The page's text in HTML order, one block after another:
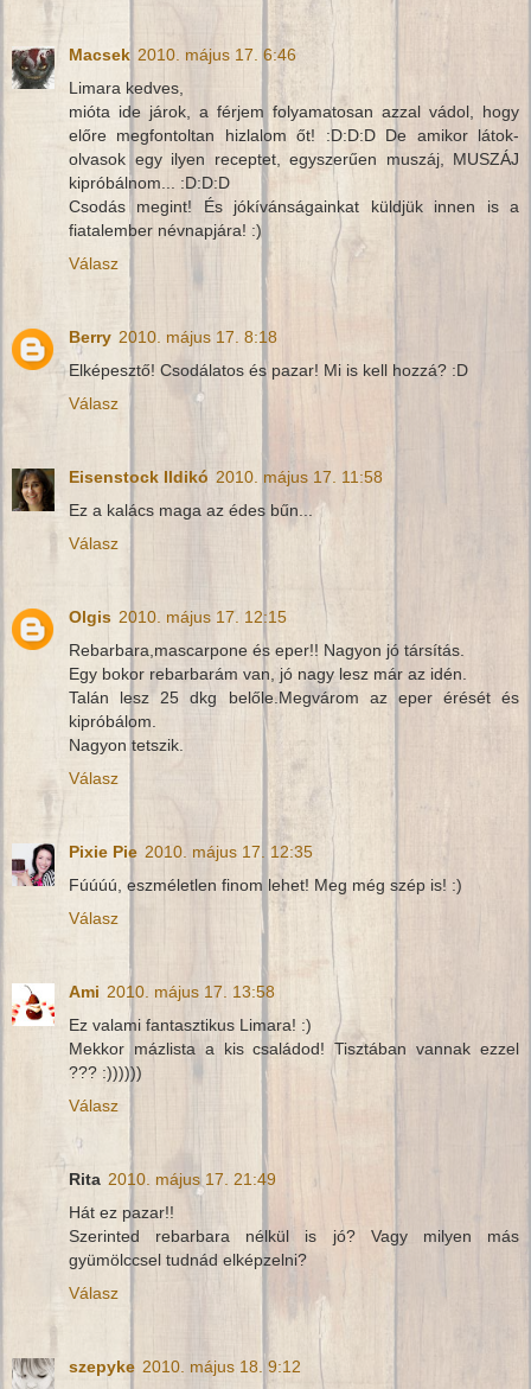
Macsek 2010. május 17. 6:46
Limara kedves,
mióta ide járok, a férjem folyamatosan azzal vádol, hogy
előre megfontoltan hizlalom őt! :D:D:D De amikor látok-
olvasok egy ilyen receptet, egyszerűen muszáj, MUSZÁJ
kipróbálnom... :D:D:D
Csodás megint! És jókívánságainkat küldjük innen is a
fiatalember névnapjára! :)
Válasz
Berry 2010. május 17. 8:18
Elképesztő! Csodálatos és pazar! Mi is kell hozzá? :D
Válasz
Eisenstock Ildikó 2010. május 17. 11:58
Ez a kalács maga az édes bűn...
Válasz
Olgis 2010. május 17. 12:15
Rebarbara,mascarpone és eper!! Nagyon jó társítás.
Egy bokor rebarbarám van, jó nagy lesz már az idén.
Talán lesz 25 dkg belőle.Megvárom az eper érését és
kipróbálom.
Nagyon tetszik.
Válasz
Pixie Pie 2010. május 17. 12:35
Fúúúú, eszméletlen finom lehet! Meg még szép is! :)
Válasz
Ami 2010. május 17. 13:58
Ez valami fantasztikus Limara! :)
Mekkor mázlista a kis családod! Tisztában vannak ezzel
??? :))))))
Válasz
Rita 2010. május 17. 21:49
Hát ez pazar!!
Szerinted rebarbara nélkül is jó? Vagy milyen más
gyümölccsel tudnád elképzelni?
Válasz
szepyke 2010. május 18. 9:12